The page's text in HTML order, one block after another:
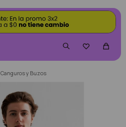

Canguros y Buzos